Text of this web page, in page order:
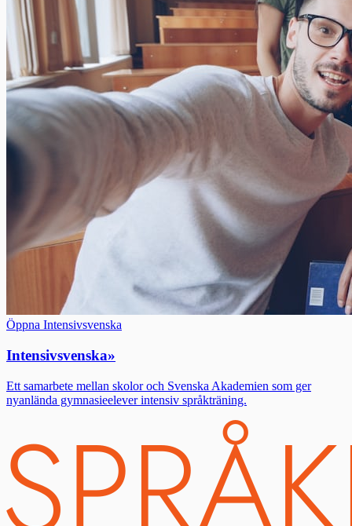
Öppna Intensivsvenska
Intensivsvenska»
Ett samarbete mellan skolor och Svenska Akademien som ger
nyanlända gymnasieelever intensiv språkträning.